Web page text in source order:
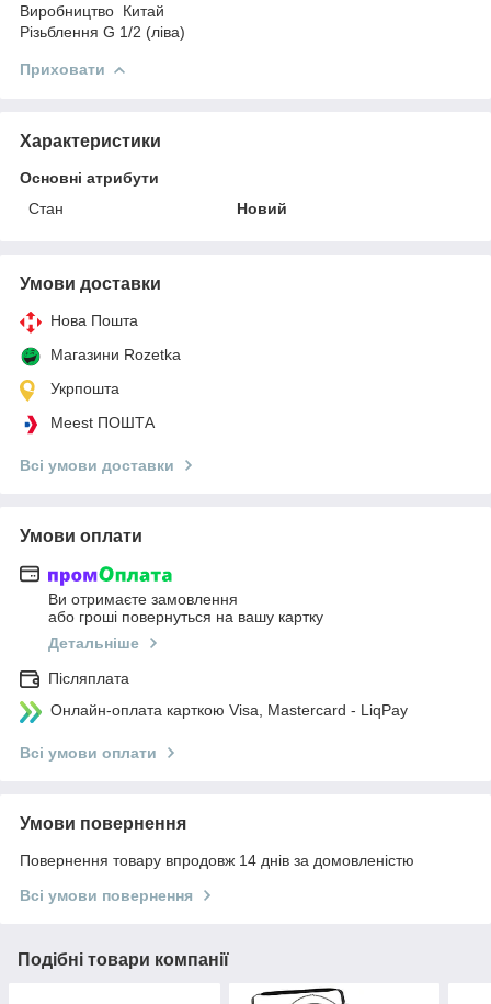
Виробництво Китай
Різьблення G 1/2 (ліва)
Приховати
Характеристики
Основні атрибути
Стан
Новий
Умови доставки
Нова Пошта
Магазини Rozetka
Укрпошта
Meest ПОШТА
Всі умови доставки
Умови оплати
Ви отримаєте замовлення
або гроші повернуться на вашу картку
Детальніше
Післяплата
Онлайн-оплата карткою Visa, Mastercard - LiqPay
Всі умови оплати
Умови повернення
Повернення товару впродовж 14 днів за домовленістю
Всі умови повернення
Подібні товари компанії